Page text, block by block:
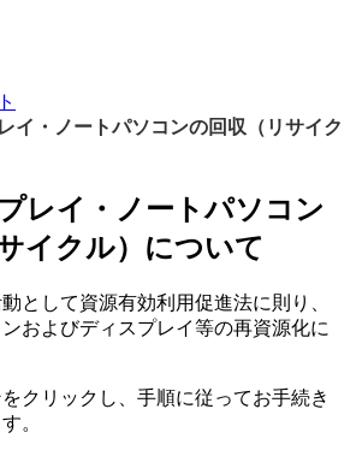
イ・ノートパソコンの回収（リサイク
レイ・ノートパソコン
イクル）について
として資源有効利用促進法に則り、
およびディスプレイ等の再資源化に
クリックし、手順に従ってお手続き
。